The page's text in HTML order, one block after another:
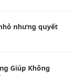
nhưng quyết
Giúp Không